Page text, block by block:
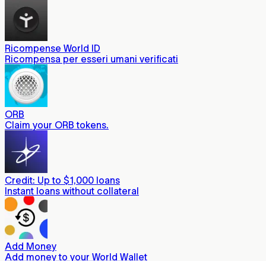
Ricompense World ID
Ricompensa per esseri umani verificati
ORB
Claim your ORB tokens.
Credit: Up to $1,000 loans
Instant loans without collateral
Add Money
Add money to your World Wallet